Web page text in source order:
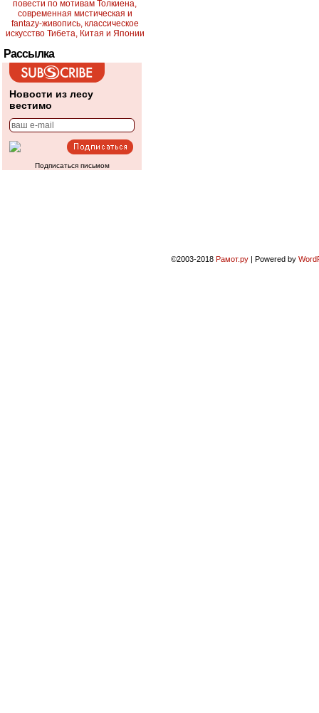
Рассылка
Новости из лесу
вестимо
Подписаться письмом
©2003-2018 Рамот.ру | Powered by